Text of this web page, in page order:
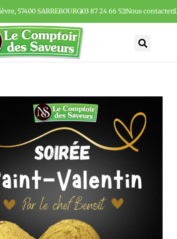
57400 SARREBOURG03 87 24 66 52Nous contacter